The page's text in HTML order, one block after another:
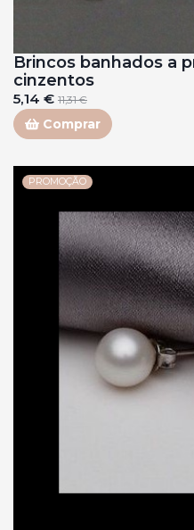
Brincos banhados a
cinzentos
5,14 € 11,31 €
Comprar
PROMOÇÃO